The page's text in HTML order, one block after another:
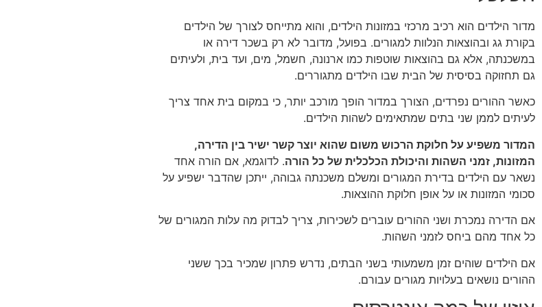
מדור הילדים הוא רכיב מרכזי במזונות הילדים, והוא מתייחס לצורך של הילדים
בקורת גג ובהוצאות הנלוות למגורים. בפועל, מדובר לא רק בשכר דירה או
במשכנתה, אלא גם בהוצאות שוטפות כמו ארנונה, חשמל, מים, ועד בית, ולעיתים
גם תחזוקה בסיסית של הבית שבו הילדים מתגוררים.
כאשר ההורים נפרדים, הצורך במדור הופך מורכב יותר, כי במקום בית אחד צריך
לעיתים לממן שני בתים שמתאימים לשהות הילדים.
המדור משפיע על חלוקת הרכוש משום שהוא יוצר קשר ישיר בין הדירה,
המזונות, זמני השהות והיכולת הכלכלית של כל הורה. לדוגמא, אם הורה אחד
נשאר עם הילדים בדירת המגורים ומשלם משכנתה גבוהה, ייתכן שהדבר ישפיע על
סכומי המזונות או על אופן חלוקת ההוצאות.
אם הדירה נמכרת ושני ההורים עוברים לשכירות, צריך לבדוק מה עלות המגורים של
כל אחד מהם ביחס לזמני השהות.
אם הילדים שוהים זמן משמעותי בשני הבתים, נדרש פתרון שמכיר בכך ששני
ההורים נושאים בעלויות מגורים עבורם.